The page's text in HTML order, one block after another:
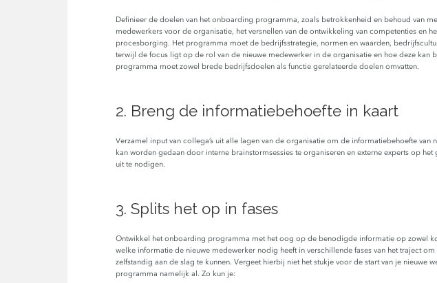
Definieer de doelen van het onboarding programma, zoals betrokkenheid en behoud van
medewerkers voor de organisatie, het versnellen van de ontwikkeling van competenties en
procesborging. Het programma moet de bedrijfsstrategie, normen en waarden,
terwijl de focus ligt op de rol van de nieuwe medewerker in de organisatie en hoe deze kan
programma moet zowel brede bedrijfsdoelen als functie gerelateerde doelen omvatten.
2. Breng de informatiebehoefte in kaart
Verzamel input van collega’s uit alle lagen van de organisatie om de informatiebehoefte van
kan worden gedaan door interne brainstormsessies te organiseren en externe experts op
uit te nodigen.
3. Splits het op in fases
Ontwikkel het onboarding programma met het oog op de benodigde informatie op zowel
welke informatie de nieuwe medewerker nodig heeft in verschillende fases van het traject
zelfstandig aan de slag te kunnen. Vergeet hierbij niet het stukje voor de start van je nieuwe
programma namelijk al. Zo kun je: